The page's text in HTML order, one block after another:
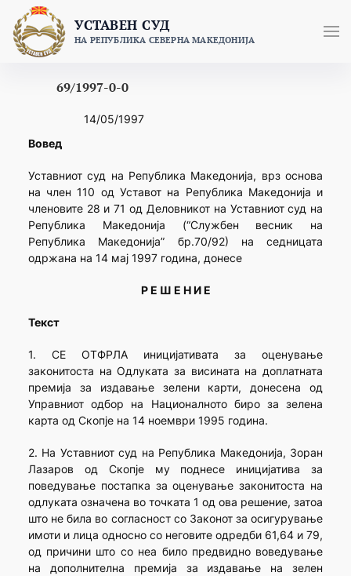
content
УСТАВЕН СУД
НА РЕПУБЛИКА СЕВЕРНА МАКЕДОНИЈА
69/1997-0-0
14/05/1997
Вовед
Уставниот суд на Република Македонија, врз основа
на член 110 од Уставот на Република Македонија и
членовите 28 и 71 од Деловникот на Уставниот суд на
Република Македонија (“Службен весник на
Република Македонија” бр.70/92) на седницата
одржана на 14 мај 1997 година, донесе
Р Е Ш Е Н И Е
Текст
1. СЕ ОТФРЛА иницијативата за оценување
законитоста на Одлуката за висината на доплатната
премија за издавање зелени карти, донесена од
Управниот одбор на Националното биро за зелена
карта од Скопје на 14 ноември 1995 година.
2. На Уставниот суд на Република Македонија, Зоран
Лазаров од Скопје му поднесе иницијатива за
поведување постапка за оценување законитоста на
одлуката означена во точката 1 од ова решение, затоа
што не била во согласност со Законот за осигурување
имоти и лица односно со неговите одредби 61,64 и 79,
од причини што со неа било предвидно воведување
на дополнителна премија за издавање на зелен